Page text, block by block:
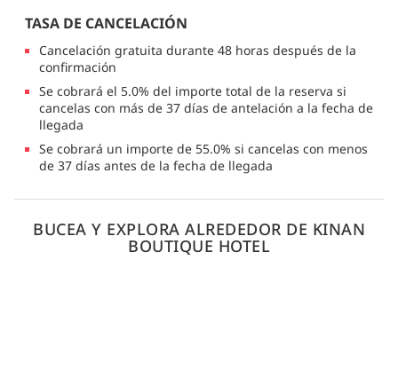
TASA DE CANCELACIÓN
Cancelación gratuita durante 48 horas después de la
confirmación
Se cobrará el 5.0% del importe total de la reserva si
cancelas con más de 37 días de antelación a la fecha de
llegada
Se cobrará un importe de 55.0% si cancelas con menos
de 37 días antes de la fecha de llegada
BUCEA Y EXPLORA ALREDEDOR DE KINAN
BOUTIQUE HOTEL